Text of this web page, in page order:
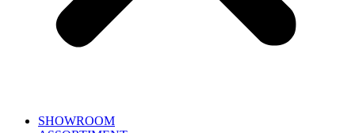
SHOWROOM